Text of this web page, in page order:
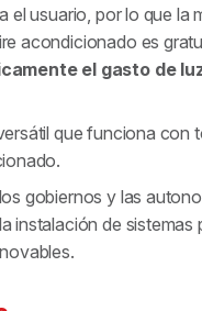
el usuario, por lo que la
acondicionado es
el gasto de
que funciona con
gobiernos y las
instalación de sistemas